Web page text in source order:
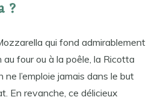
?
qui fond admirablement
au four ou à la poêle, la Ricotta
ne l’emploie jamais dans le but
En revanche, ce délicieux